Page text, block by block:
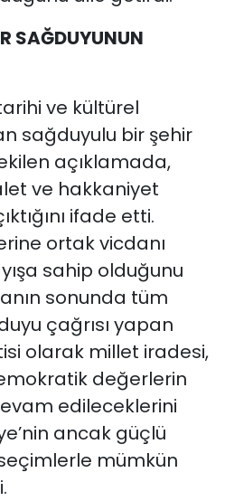
SAĞDUYUNUN
ve kültürel
sağduyulu bir şehir
açıklamada,
ve hakkaniyet
ifade etti.
ortak vicdanı
sahip olduğunu
sonunda tüm
çağrısı yapan
olarak millet iradesi,
değerlerin
edileceklerini
ancak güçlü
mümkün